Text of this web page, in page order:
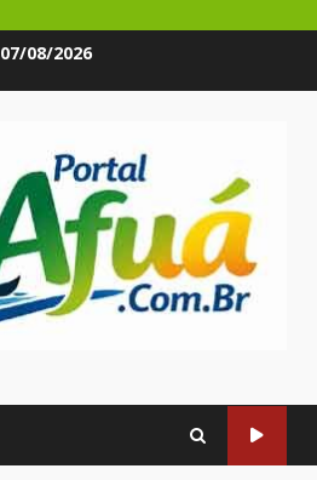
07/08/2026